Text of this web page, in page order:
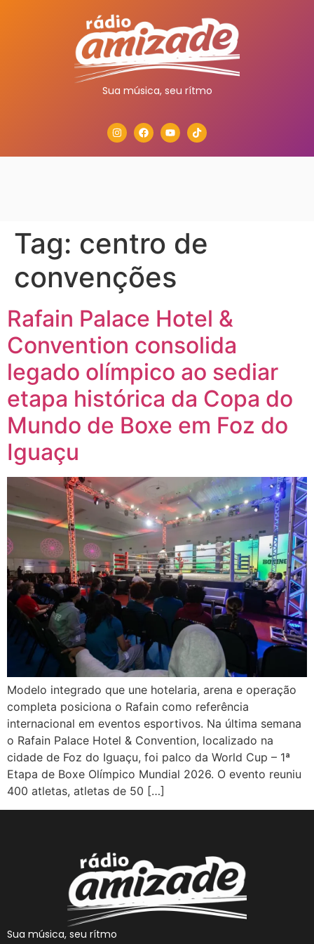
Sua música, seu rítmo
Tag: centro de
convenções
Rafain Palace Hotel &
Convention consolida
legado olímpico ao sediar
etapa histórica da Copa do
Mundo de Boxe em Foz do
Iguaçu
Modelo integrado que une hotelaria, arena e operação
completa posiciona o Rafain como referência
internacional em eventos esportivos. Na última semana
o Rafain Palace Hotel & Convention, localizado na
cidade de Foz do Iguaçu, foi palco da World Cup – 1ª
Etapa de Boxe Olímpico Mundial 2026. O evento reuniu
400 atletas, atletas de 50 […]
Sua música, seu rítmo